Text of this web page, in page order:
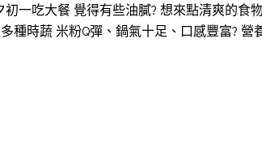
一吃大餐 覺得有些油膩? 想來點清爽的
種時蔬 米粉Q彈、鍋氣十足、口感豐富?